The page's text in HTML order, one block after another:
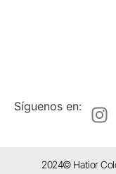
Síguenos en:
2024© Hatior